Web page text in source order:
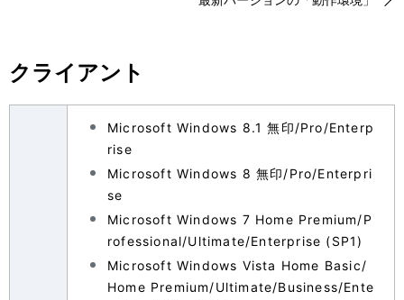
す
。
クライアント
Microsoft Windows 8.1 無印/Pro/Enterp
rise
Microsoft Windows 8 無印/Pro/Enterpri
se
Microsoft Windows 7 Home Premium/P
rofessional/Ultimate/Enterprise (SP1)
Microsoft Windows Vista Home Basic/
Home Premium/Ultimate/Business/Ente